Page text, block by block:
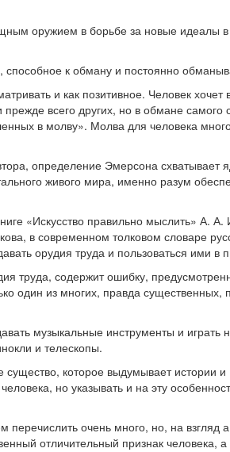
оружием в борьбе за новые идеалы
способное к обману и постоянно
и как позитивное. Человек
всего других, но в обмане
в молву». Молва для человека
определение Эмерсона схватывает
живого мира, именно разум
«Искусство правильно мыслить» А.
в современном толковом словаре
орудия труда и пользоваться ими в
труда, содержит ошибку,
один из многих, правда существенных,
музыкальные инструменты и играть
и телескопы.
которое выдумывает истории и
но указывать и на эту
очень много, но, на взгляд
отличительный признак человека,